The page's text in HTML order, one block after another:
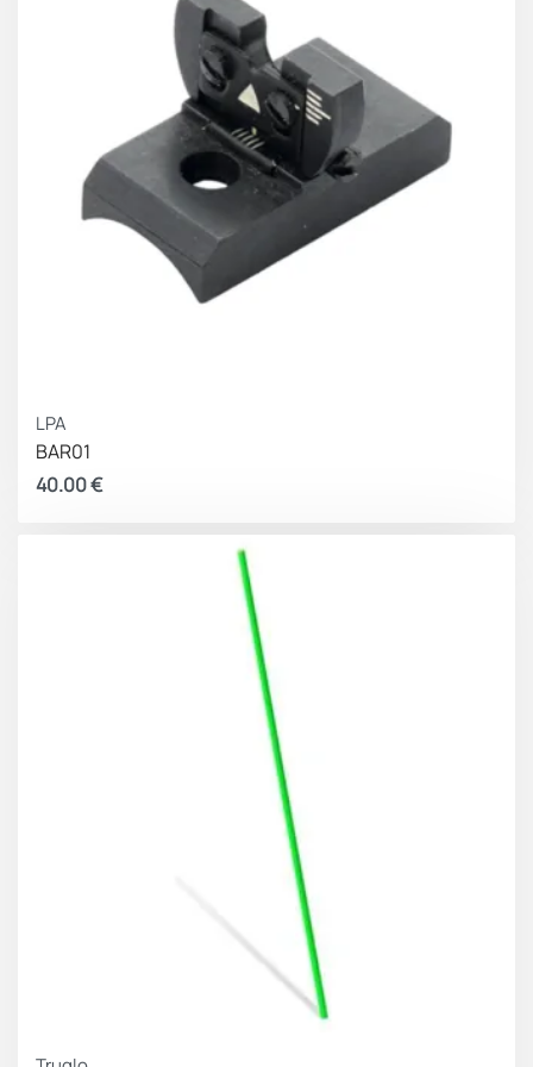
2,6mm σπείρωμα)
FRANCHI (Κάποια μοντέλα έχουν παραχθεί και με
2,6mm σπείρωμα)
LPA
BAR01
40.00€